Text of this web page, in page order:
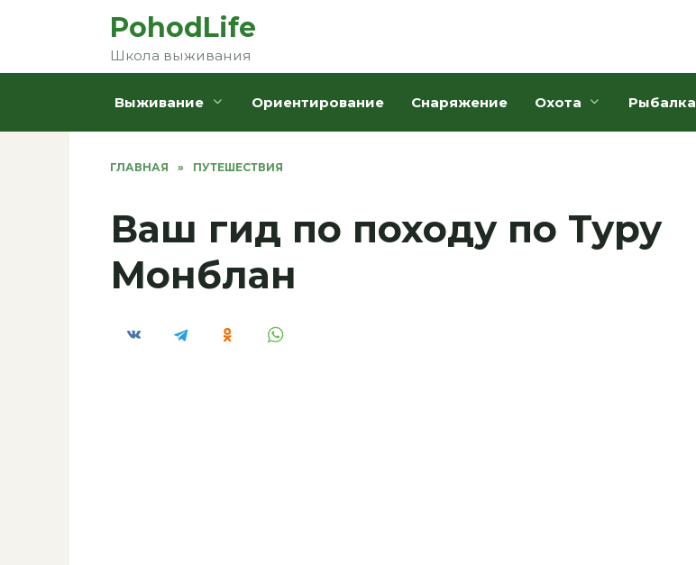
PohodLife
Школа выживания
Выживание Ориентирование Снаряжение Охота Рыбалка
ГЛАВНАЯ » ПУТЕШЕСТВИЯ
Ваш гид по походу по Туру
Монблан